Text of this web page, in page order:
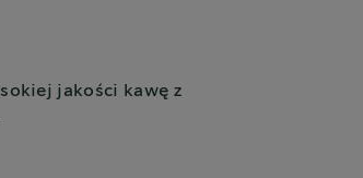
jakości kawę z